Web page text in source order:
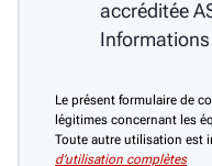
accréditée
Le présent formulaire de
légitimes concernant les
Toute autre utilisation est
d’utilisation complètes